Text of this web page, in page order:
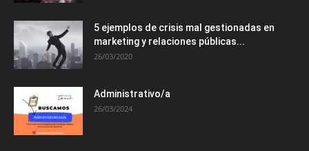
5 ejemplos de crisis mal gestionadas en
marketing y relaciones públicas...
26/03/2020
Administrativo/a
26/03/2024